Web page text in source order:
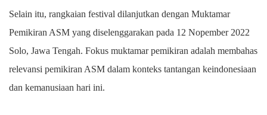
Selain itu, rangkaian festival dilanjutkan dengan Muktamar
Pemikiran ASM yang diselenggarakan pada 12 Nopember 2022
Solo, Jawa Tengah. Fokus muktamar pemikiran adalah membahas
relevansi pemikiran ASM dalam konteks tantangan keindonesiaan
dan kemanusiaan hari ini.